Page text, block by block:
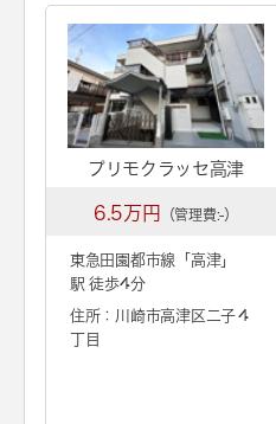
プリモクラッセ高津
6.5万円 （管理費:-）
東急田園都市線「 高津」
駅 徒歩4分
住所：川崎市高津区二子４
丁目